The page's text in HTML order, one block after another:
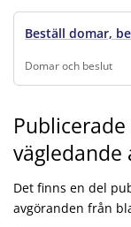
Beställ domar,
Domar och beslut
Finns under:Domar
vägledande
Det finns en del
avgöranden från